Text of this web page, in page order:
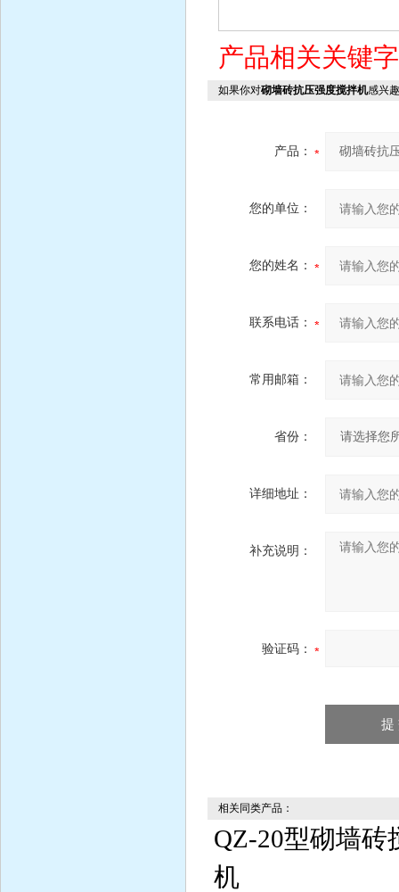
产品相关关键
如果你对砌墙砖抗压强度搅拌机感兴
产品：
您的单位：
您的姓名：
联系电话：
常用邮箱：
省份：
详细地址：
补充说明：
验证码：
相关同类产品：
QZ-20型砌墙砖
机